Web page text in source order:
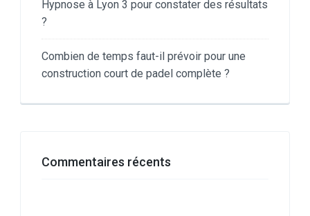
Hypnose à Lyon 3 pour constater des résultats
?
Combien de temps faut-il prévoir pour une
construction court de padel complète ?
Commentaires récents